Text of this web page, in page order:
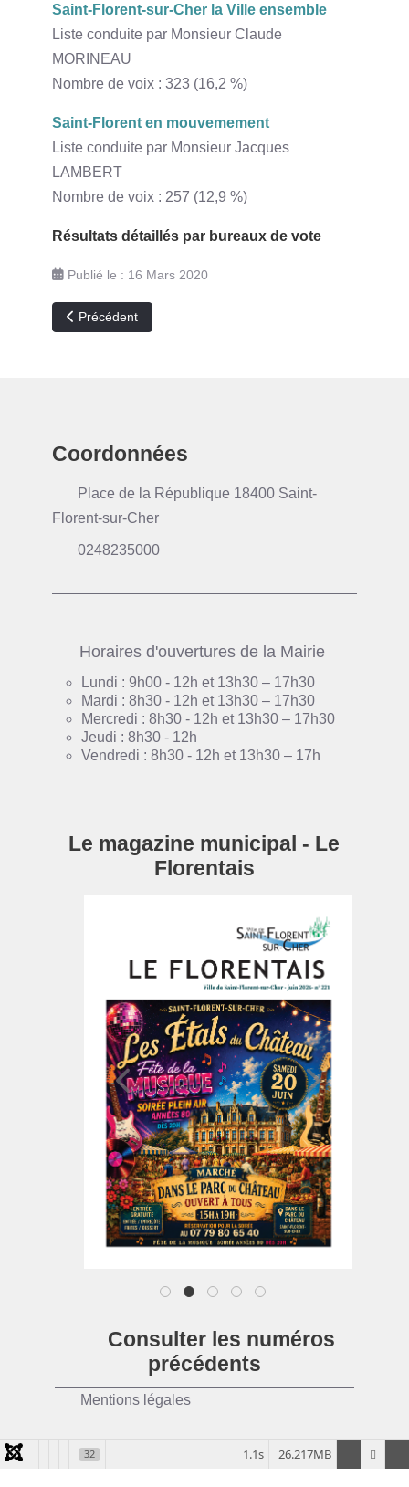
Saint-Florent-sur-Cher la Ville ensemble
Liste conduite par Monsieur Claude
MORINEAU
Nombre de voix : 323 (16,2 %)
Saint-Florent en mouvemement
Liste conduite par Monsieur Jacques
LAMBERT
Nombre de voix : 257 (12,9 %)
Résultats détaillés par bureaux de vote
Publié le : 16 Mars 2020
Article précédent : 2eme tour élections municipales 2020
Précédent
Coordonnées
Place de la République 18400 Saint-
Florent-sur-Cher
0248235000
Horaires d'ouvertures de la Mairie
Lundi : 9h00 - 12h et 13h30 – 17h30
Mardi : 8h30 - 12h et 13h30 – 17h30
Mercredi : 8h30 - 12h et 13h30 – 17h30
Jeudi : 8h30 - 12h
Vendredi : 8h30 - 12h et 13h30 – 17h
Le magazine municipal - Le
Florentais
1 2 3 4 5
Consulter les numéros
précédents
Mentions légales
32 26.217MB
1.1s